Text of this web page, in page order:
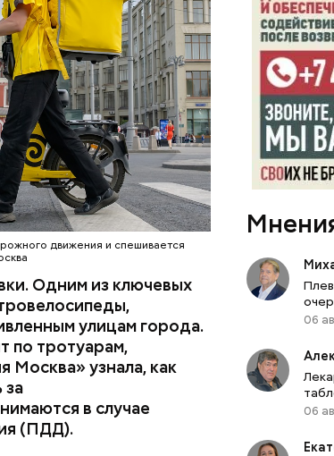
движения и спешивается
Одним из ключевых
улицам города.
по тротуарам,
Москва» узнала, как
в случае
(ПДД).
ДОСТАВКА
06
06